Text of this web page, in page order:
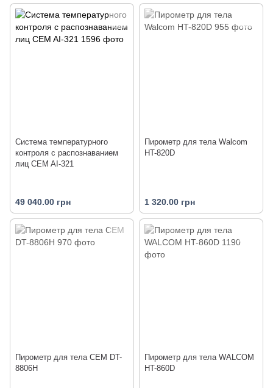
Система температурного
контроля с распознаванием
лиц CEM AI-321
49 040.00 грн
Пирометр для тела Walcom
HT-820D
1 320.00 грн
Пирометр для тела CEM DT-
8806H
Пирометр для тела WALCOM
HT-860D